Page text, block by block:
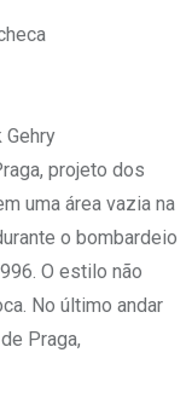
Gehry
projeto dos
uma área vazia na
o bombardeio
O estilo não
No último andar
Praga,